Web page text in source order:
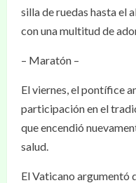
silla de ruedas hasta el
con una multitud de
– Maratón –
El viernes, el pontífice
participación en el
que encendió
salud.
El Vaticano argumentó